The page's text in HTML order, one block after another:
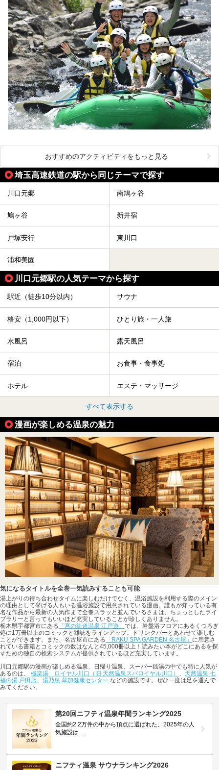
おすすめのアクティビティをもっと見る
埼玉高速鉄道の駅から同じテーマで探す
川口元郷 南鳩ヶ谷
鳩ヶ谷 新井宿
戸塚安行 東川口
浦和美園
川口元郷駅の人気テーマから探す
駅近（徒歩10分以内） サウナ
格安（1,000円以下） ひとり旅・一人旅
水風呂 露天風呂
宿泊 お食事・食事処
ホテル エステ・マッサージ
すべて表示する
漫画が楽しめる温泉の魅力
気になるタイトルを全巻一気読みすることも可能
湯上がりの待ち合わせタイムに楽しむだけでなく、温浴施設を利用する際のメイン
の理由として挙げる人もいる温浴施設で用意されている漫画。誰もが知っている有
名な作品から最新の人気作まで全巻ズラッと並んでいるさまは、ちょっとしたライ
ブラリーと言ってもいいほど充実していることが珍しくありません。
栃木県宇都宮市にある 「宮の街道温泉 江戸遊」 では、岩盤浴フロアにあるくつろぎ
処に1万冊以上のコミックと雑誌をラインアップ。ドリンクバーとあわせて楽しむ
ことができます。また、名古屋市にある 「RAKU SPA GARDEN 名古屋」 に用意さ
れている書籍とコミックの数はなんと45,000冊以上！読みたい本がどこにあるを探
すための独自の検索システムが提供されているほど充実しています。
川口元郷駅の漫画が楽しめる温泉、日帰り温泉、スーパー銭湯の中でも特に人気が
あるのは、 極楽湯 ロイヤル川口（旧 天然温泉スパロイヤル川口） 、 天然温泉 七
福の湯 戸田店、 湯乃泉 草加健康センター などの施設です。ぜひ一度は足を運んで
みてください。
第20回ニフティ温泉年間ランキング2025
全国約2.2万件の中から頂点に選ばれた、2025年の人
気施設は…
ニフティ温泉 サウナランキング2026